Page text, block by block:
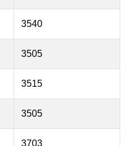
3540
3505
3515
3505
3703